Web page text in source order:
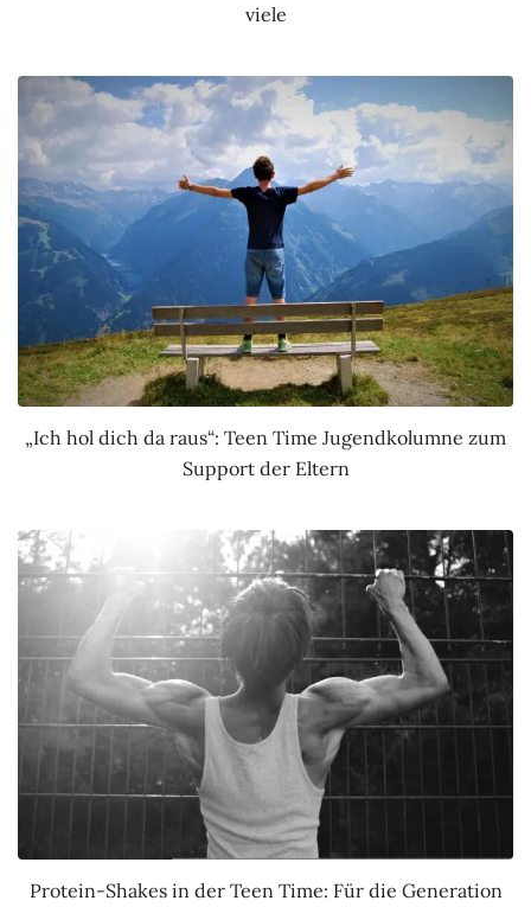
viele
„Ich hol dich da raus“: Teen Time Jugendkolumne zum
Support der Eltern
Protein-Shakes in der Teen Time: Für die Generation